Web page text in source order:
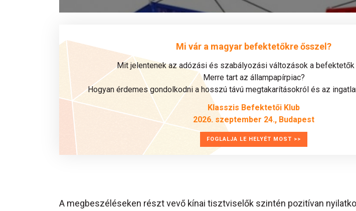
Mi vár a magyar befektetőkre ősszel?
Mit jelentenek az adózási és szabályozási változások a befektetők
Merre tart az állampapírpiac?
Hogyan érdemes gondolkodni a hosszú távú megtakarításokról és az
Klasszis Befektetői Klub
2026. szeptember 24., Budapest
FOGLALJA LE HELYÉT MOST >>
A megbeszéléseken részt vevő kínai tisztviselők szintén pozitívan